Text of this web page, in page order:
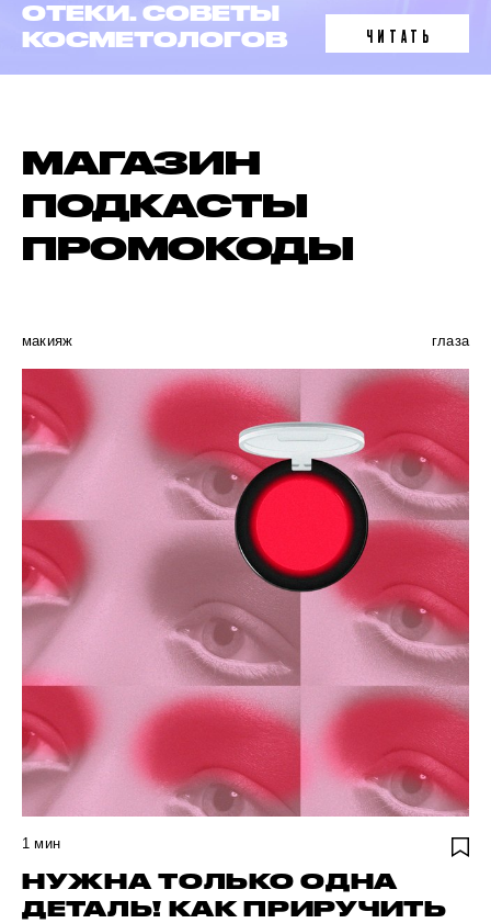
ЭПИЛЯЦИЯ
В 6 ФАКТАХ
ЧИТАТЬ
МАГАЗИН
ПОДКАСТЫ
ПРОМОКОДЫ
макияж глаза
1 мин
НУЖНА ТОЛЬКО ОДНА
ДЕТАЛЬ! КАК ПРИРУЧИТЬ